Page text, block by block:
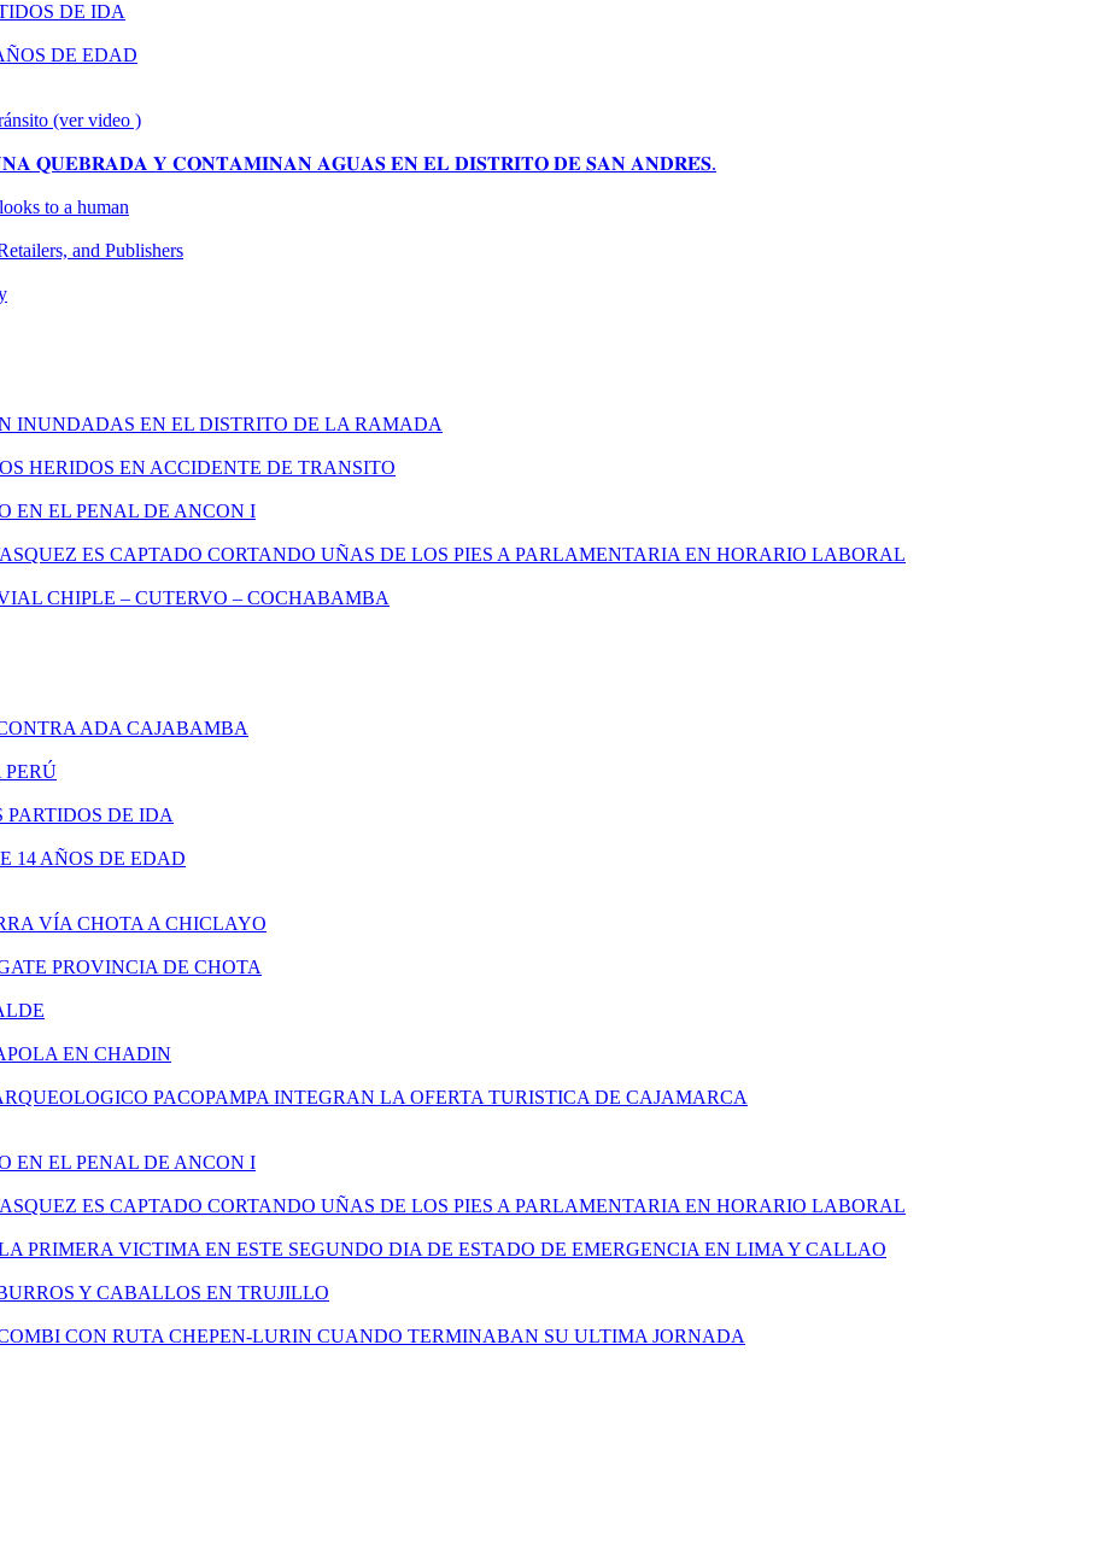
DE IDA
DE EDAD
(ver video )
𝐐𝐔𝐄𝐁𝐑𝐀𝐃𝐀 𝐘 𝐂𝐎𝐍𝐓𝐀𝐌𝐈𝐍𝐀𝐍 𝐀𝐆𝐔𝐀𝐒 𝐄𝐍 𝐄𝐋 𝐃𝐈𝐒𝐓𝐑𝐈𝐓𝐎 𝐃𝐄 𝐒𝐀𝐍 𝐀𝐍𝐃𝐑𝐄́𝐒.
to a human
and Publishers
INUNDADAS EN EL DISTRITO DE LA RAMADA
HERIDOS EN ACCIDENTE DE TRANSITO
EN EL PENAL DE ANCON I
ES CAPTADO CORTANDO UÑAS DE LOS PIES A PARLAMENTARIA EN HORARIO LABORAL
CHIPLE – CUTERVO – COCHABAMBA
ADA CAJABAMBA
DE IDA
14 AÑOS DE EDAD
VÍA CHOTA A CHICLAYO
PROVINCIA DE CHOTA
EN CHADIN
PACOPAMPA INTEGRAN LA OFERTA TURISTICA DE CAJAMARCA
EN EL PENAL DE ANCON I
ES CAPTADO CORTANDO UÑAS DE LOS PIES A PARLAMENTARIA EN HORARIO LABORAL
PRIMERA VICTIMA EN ESTE SEGUNDO DIA DE ESTADO DE EMERGENCIA EN LIMA Y CALLAO
Y CABALLOS EN TRUJILLO
CON RUTA CHEPEN-LURIN CUANDO TERMINABAN SU ULTIMA JORNADA